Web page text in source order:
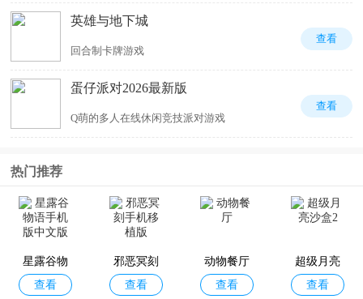
英雄与地下城
回合制卡牌游戏
查看
蛋仔派对2026最新版
Q萌的多人在线休闲竞技派对游戏
查看
热门推荐
星露谷物
语手机版
查看
邪恶冥刻
手机移植
查看
动物餐厅
查看
超级月亮
沙盒2
查看